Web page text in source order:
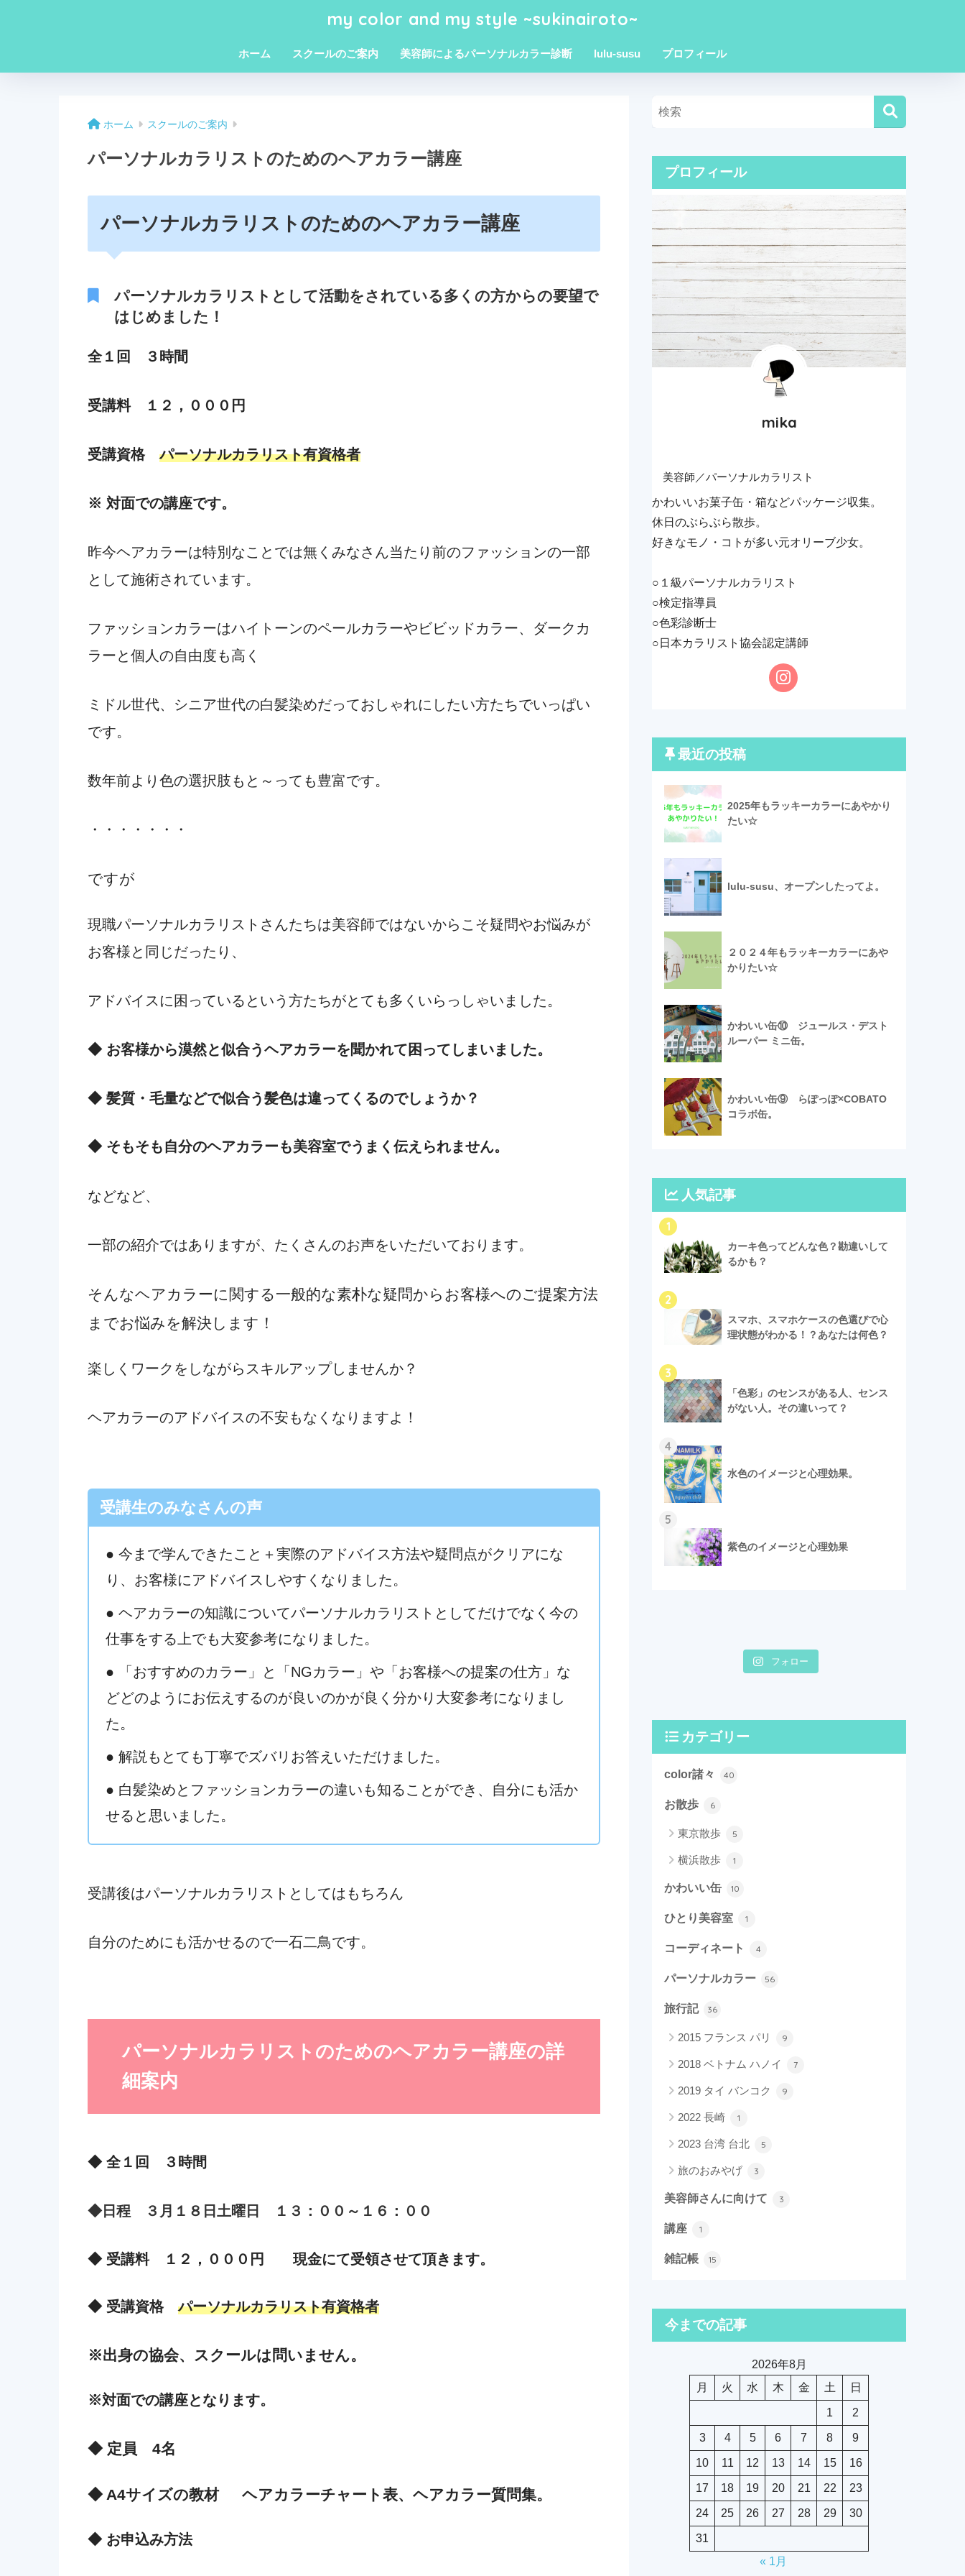
my color and my style ~sukinairoto~
ホーム スクールのご案内 美容師によるパーソナルカラー診断 lulu-susu プロフィール
ホーム スクールのご案内
パーソナルカラリストのためのヘアカラー講座
パーソナルカラリストのためのヘアカラー講座
パーソナルカラリストとして活動をされている多くの方からの要望で
はじめました！
全１回 ３時間
受講料 １２，０００円
受講資格パーソナルカラリスト有資格者
※ 対面での講座です。
昨今ヘアカラーは特別なことでは無くみなさん当たり前のファッションの一部
として施術されています。
ファッションカラーはハイトーンのペールカラーやビビッドカラー、ダークカ
ラーと個人の自由度も高く
ミドル世代、シニア世代の白髪染めだっておしゃれにしたい方たちでいっぱい
です。
数年前より色の選択肢もと～っても豊富です。
・・・・・・・
ですが
現職パーソナルカラリストさんたちは美容師ではないからこそ疑問やお悩みが
お客様と同じだったり、
アドバイスに困っているという方たちがとても多くいらっしゃいました。
◆ お客様から漠然と似合うヘアカラーを聞かれて困ってしまいました。
◆ 髪質・毛量などで似合う髪色は違ってくるのでしょうか？
◆ そもそも自分のヘアカラーも美容室でうまく伝えられません。
などなど、
一部の紹介ではありますが、たくさんのお声をいただいております。
そんなヘアカラーに関する一般的な素朴な疑問からお客様へのご提案方法
までお悩みを解決します ！
楽しくワークをしながらスキルアップしませんか？
ヘアカラーのアドバイスの不安もなくなりますよ！
受講生のみなさんの声
● 今まで学んできたこと＋実際のアドバイス方法や疑問点がクリアにな
り、お客様にアドバイスしやすくなりました。
● ヘアカラーの知識についてパーソナルカラリストとしてだけでなく今の
仕事をする上でも大変参考になりました。
● 「おすすめのカラー」と「NGカラー」や「お客様への提案の仕方」な
どどのようにお伝えするのが良いのかが良く分かり大変参考になりまし
た。
● 解説もとても丁寧でズバリお答えいただけました。
● 白髪染めとファッションカラーの違いも知ることができ、自分にも活か
せると思いました。
受講後はパーソナルカラリストとしてはもちろん
自分のためにも活かせるので一石二鳥です。
パーソナルカラリストのためのヘアカラー講座の詳
細案内
◆ 全１回 ３時間
◆日程 ３月１８日土曜日 １３：００～１６：００
◆ 受講料 １２，０００円 現金にて受領させて頂きます。
◆ 受講資格パーソナルカラリスト有資格者
※出身の協会、スクールは問いません。
※対面での講座となります。
◆ 定員 4名
◆ A4サイズの教材 ヘアカラーチャート表、ヘアカラー質問集。
◆ お申込み方法
プロフィール
mika
美容師／パーソナルカラリスト
かわいいお菓子缶・箱などパッケージ収集。
休日のぶらぶら散歩。
好きなモノ・コトが多い元オリーブ少女。
○１級パーソナルカラリスト
○検定指導員
○色彩診断士
○日本カラリスト協会認定講師
最近の投稿
2025年もラッキーカラーにあやかり
たい☆
lulu-susu、オープンしたってよ。
２０２４年もラッキーカラーにあや
かりたい☆
かわいい缶⑩ ジュールス・デスト
ルーパー ミニ缶。
かわいい缶⑨ らぽっぽ×COBATO
コラボ缶。
人気記事
1
カーキ色ってどんな色？勘違いして
るかも？
2
スマホ、スマホケースの色選びで心
理状態がわかる！？あなたは何色？
3
「色彩」のセンスがある人、センス
がない人。その違いって？
4
水色のイメージと心理効果。
5
紫色のイメージと心理効果
フォロー
カテゴリー
color諸々 40
お散歩 6
東京散歩 5
横浜散歩 1
かわいい缶 10
ひとり美容室 1
コーディネート 4
パーソナルカラー 56
旅行記 36
2015 フランス パリ 9
2018 ベトナム ハノイ 7
2019 タイ バンコク 9
2022 長崎 1
2023 台湾 台北 5
旅のおみやげ 3
美容師さんに向けて 3
講座 1
雑記帳 15
今までの記事
2026年8月
月
火 水 木 金 土 日
1 2
3 4 5 6 7 8 9
10 11 12 13 14 15 16
17 18 19 20 21 22 23
24 25 26 27 28 29 30
31
« 1月